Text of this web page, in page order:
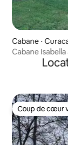
Cabane ⋅
Cabane
Coup de cœur
Coup de cœur